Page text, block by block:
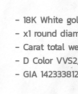
- 18K White
- x1 round
- Carat total
- D Color
- GIA